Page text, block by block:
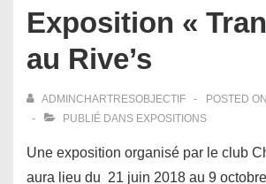
Exposition «
au Rive’s
ADMINCHARTRESOBJECTIF POSTED ON
PUBLIÉ DANS EXPOSITIONS
Une exposition organisé par le club
aura lieu du 21 juin 2018 au 9